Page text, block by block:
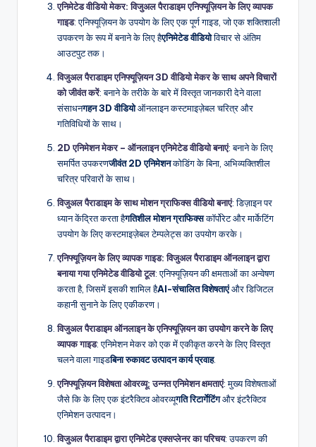
एनिमेटेड वीडियो मेकर: विजुअल पैराडाइम एनिफ्यूज़ियन के लिए व्यापक
गाइड: एनिफ्यूज़ियन के उपयोग के लिए एक पूर्ण गाइड, जो एक शक्तिशाली
उपकरण के रूप में बनाने के लिए हैएनिमेटेड वीडियोविचार से अंतिम
आउटपुट तक।
विजुअल पैराडाइम एनिफ्यूज़ियन 3D वीडियो मेकर के साथ अपने विचारों
को जीवंत करें: बनाने के तरीके के बारे में विस्तृत जानकारी देने वाला
संसाधनगहन 3D वीडियोऑनलाइन कस्टमाइज़ेबल चरित्र और
गतिविधियों के साथ।
2D एनिमेशन मेकर – ऑनलाइन एनिमेटेड वीडियो बनाएं: बनाने के लिए
समर्पित उपकरणजीवंत 2D एनिमेशनकोडिंग के बिना, अभिव्यक्तिशील
चरित्र परिवारों के साथ।
विजुअल पैराडाइम के साथ मोशन ग्राफिक्स वीडियो बनाएं: डिज़ाइन पर
ध्यान केंद्रित करता हैगतिशील मोशन ग्राफिक्सकॉर्पोरेट और मार्केटिंग
उपयोग के लिए कस्टमाइज़ेबल टेम्पलेट्स का उपयोग करके।
एनिफ्यूज़ियन के लिए व्यापक गाइड: विजुअल पैराडाइम ऑनलाइन द्वारा
बनाया गया एनिमेटेड वीडियो टूल: एनिफ्यूज़ियन की क्षमताओं का अन्वेषण
करता है, जिसमें इसकी शामिल हैAI-संचालित विशेषताएंऔर डिजिटल
कहानी सुनाने के लिए एकीकरण।
विजुअल पैराडाइम ऑनलाइन के एनिफ्यूज़ियन का उपयोग करने के लिए
व्यापक गाइड: एनिमेशन मेकर को एक में एकीकृत करने के लिए विस्तृत
चलने वाला गाइडबिना रुकावट उत्पादन कार्य प्रवाह.
एनिफ्यूज़ियन विशेषता ओवरव्यू: उन्नत एनिमेशन क्षमताएं: मुख्य विशेषताओं
जैसे कि के लिए एक इंटरैक्टिव ओवरव्यूगति रिटार्गेटिंगऔर इंटरैक्टिव
एनिमेशन उत्पादन।
विजुअल पैराडाइम द्वारा एनिमेटेड एक्सप्लेनर का परिचय: उपकरण की